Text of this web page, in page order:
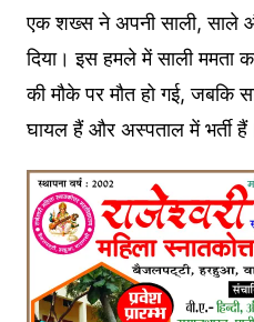
एक शख्स ने अपनी साली, साले
दिया। इस हमले में साली ममता
की मौके पर मौत हो गई, जबकि
घायल हैं और अस्पताल में भर्ती